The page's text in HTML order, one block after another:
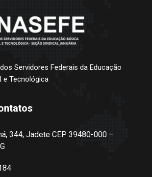
Servidores Federais da Educação
e Tecnológica
344, Jadete CEP 39480-000 –